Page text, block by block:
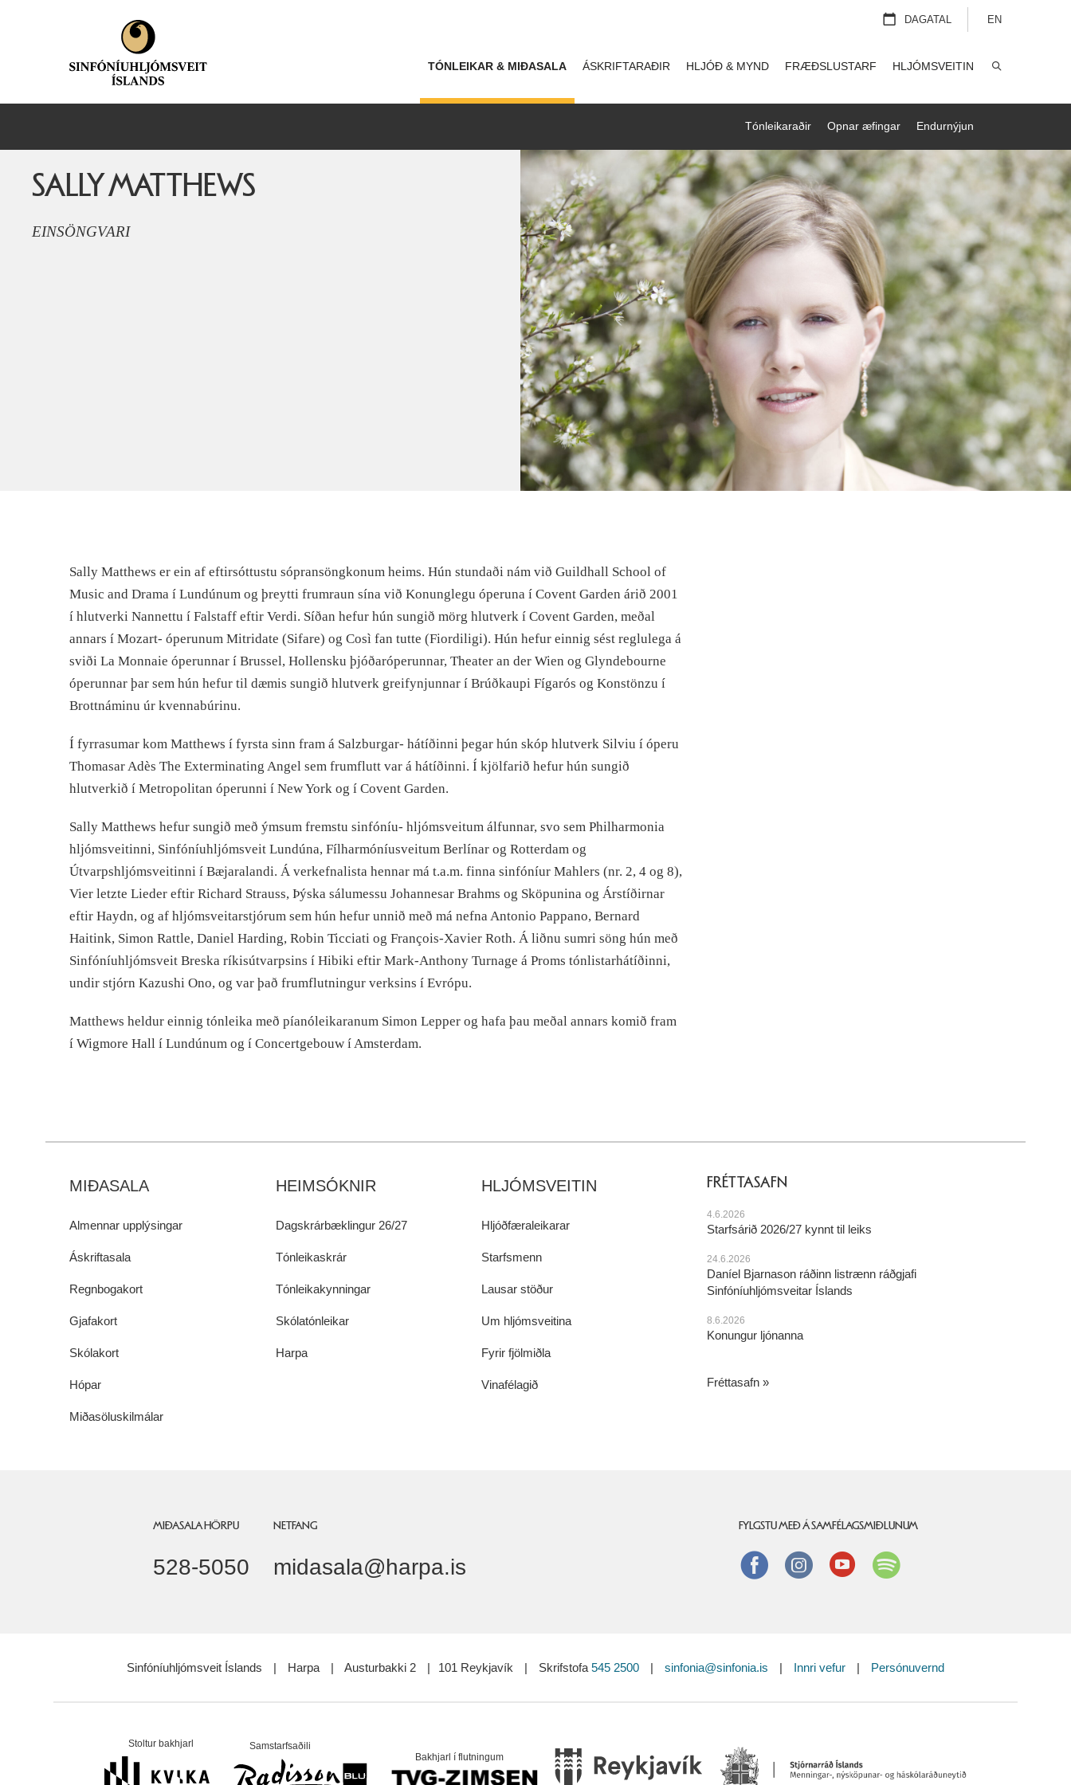
SALLY MATTHEWS
EINSÖNGVARI
Sally Matthews er ein af eftirsóttustu sópransöngkonum heims. Hún stundaði nám við Guildhall School of
Music and Drama í Lundúnum og þreytti frumraun sína við Konunglegu óperuna í Covent Garden árið 2001
í hlutverki Nannettu í Falstaff eftir Verdi. Síðan hefur hún sungið mörg hlutverk í Covent Garden, meðal
annars í Mozart- óperunum Mitridate (Sifare) og Così fan tutte (Fiordiligi). Hún hefur einnig sést reglulega á
sviði La Monnaie óperunnar í Brussel, Hollensku þjóðaróperunnar, Theater an der Wien og Glyndebourne
óperunnar þar sem hún hefur til dæmis sungið hlutverk greifynjunnar í Brúðkaupi Fígarós og Konstönzu í
Brottnáminu úr kvennabúrinu.
Í fyrrasumar kom Matthews í fyrsta sinn fram á Salzburgar- hátíðinni þegar hún skóp hlutverk Silviu í óperu
Thomasar Adès The Exterminating Angel sem frumflutt var á hátíðinni. Í kjölfarið hefur hún sungið
hlutverkið í Metropolitan óperunni í New York og í Covent Garden.
Sally Matthews hefur sungið með ýmsum fremstu sinfóníu- hljómsveitum álfunnar, svo sem Philharmonia
hljómsveitinni, Sinfóníuhljómsveit Lundúna, Fílharmóníusveitum Berlínar og Rotterdam og
Útvarpshljómsveitinni í Bæjaralandi. Á verkefnalista hennar má t.a.m. finna sinfóníur Mahlers (nr. 2, 4 og 8),
Vier letzte Lieder eftir Richard Strauss, Þýska sálumessu Johannesar Brahms og Sköpunina og Árstíðirnar
eftir Haydn, og af hljómsveitarstjórum sem hún hefur unnið með má nefna Antonio Pappano, Bernard
Haitink, Simon Rattle, Daniel Harding, Robin Ticciati og François-Xavier Roth. Á liðnu sumri söng hún með
Sinfóníuhljómsveit Breska ríkisútvarpsins í Hibiki eftir Mark-Anthony Turnage á Proms tónlistarhátíðinni,
undir stjórn Kazushi Ono, og var það frumflutningur verksins í Evrópu.
Matthews heldur einnig tónleika með píanóleikaranum Simon Lepper og hafa þau meðal annars komið fram
í Wigmore Hall í Lundúnum og í Concertgebouw í Amsterdam.
MIÐASALA
Almennar upplýsingar
Áskriftasala
Regnbogakort
Gjafakort
Skólakort
Hópar
Miðasöluskilmálar
HEIMSÓKNIR
Dagskrárbæklingur 26/27
Tónleikaskrár
Tónleikakynningar
Skólatónleikar
Harpa
HLJÓMSVEITIN
Hljóðfæraleikarar
Starfsmenn
Lausar stöður
Um hljómsveitina
Fyrir fjölmiðla
Vinafélagið
FRÉTTASAFN
4.6.2026
Starfsárið 2026/27 kynnt til leiks
24.6.2026
Daníel Bjarnason ráðinn listrænn ráðgjafi
Sinfóníuhljómsveitar Íslands
8.6.2026
Konungur ljónanna
Fréttasafn
TÓNLEIKAR & MIÐASALA
Tónleikaraðir Opnar æfingar Endurnýjun
ÁSKRIFTARAÐIR HLJÓÐ & MYND FRÆÐSLUSTARF HLJÓMSVEITIN
MIÐASALA HÖRPU
528-5050
NETFANG
midasala@harpa.is
FYLGSTU MEÐ Á SAMFÉLAGSMIÐLUNUM
FacebookinstagramYoutube
Sinfóníuhljómsveit Íslands | Harpa | Austurbakki 2 | 101 Reykjavík | Skrifstofa 545 2500 | sinfonia@sinfonia.is | Innri vefur | Persónuvernd
EN
DAGATAL
Stoltur bakhjarl
Samstarfsaðili
Bakhjarl í flutningum